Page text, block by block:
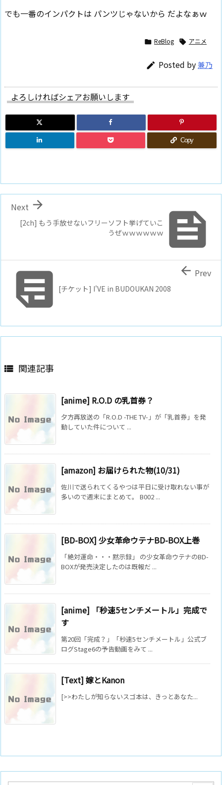
でも一番のインパクトは パンツじゃないから だよなぁｗ
 ReBlog  アニメ
 Posted by兼乃
よろしければシェアお願いします
Copy

[2ch] もう手放せないフリーソフト挙げていこ
うぜｗｗｗｗｗｗ

Next
[チケット] I'VE in BUDOUKAN 2008
 Prev
 関連記事
[anime] R.O.D の乳首券？
夕方再放送の「R.O.D -THE TV-」が「乳首券」を発
動していた件について ...
[amazon] お届けられた物(10/31)
佐川で送られてくるやつは平日に受け取れない事が
多いので週末にまとめて。 B002 ...
[BD-BOX] 少女革命ウテナBD-BOX上巻
「絶対運命・・・黙示録」 の少女革命ウテナのBD-
BOXが発売決定したのは既報だ ...
[anime] 「秒速5センチメートル」完成で
す
第20回「完成？」「秒速5センチメートル」公式ブ
ログStage6の予告動画をみて ...
[Text] 嫁とKanon
[>>わたしが知らないスゴ本は、きっとあなた...